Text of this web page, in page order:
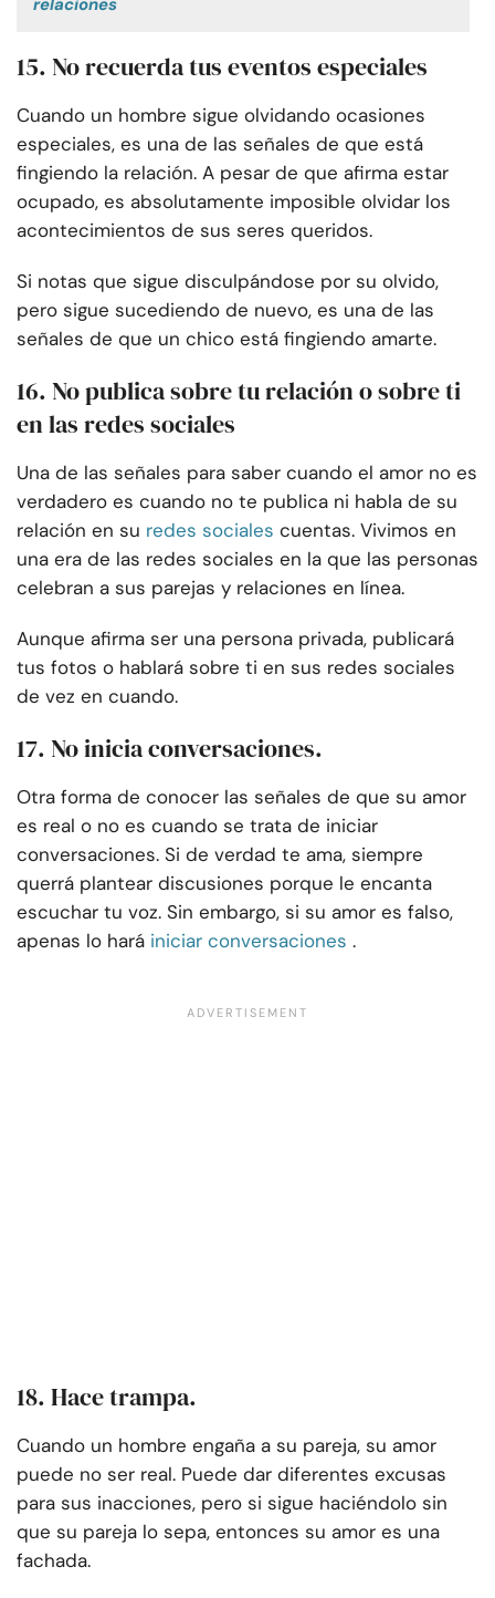
relaciones
15. No recuerda tus eventos especiales
Cuando un hombre sigue olvidando ocasiones
especiales, es una de las señales de que está
fingiendo la relación. A pesar de que afirma estar
ocupado, es absolutamente imposible olvidar los
acontecimientos de sus seres queridos.
Si notas que sigue disculpándose por su olvido,
pero sigue sucediendo de nuevo, es una de las
señales de que un chico está fingiendo amarte.
16. No publica sobre tu relación o sobre ti
en las redes sociales
Una de las señales para saber cuando el amor no es
verdadero es cuando no te publica ni habla de su
relación en su redes sociales cuentas. Vivimos en
una era de las redes sociales en la que las personas
celebran a sus parejas y relaciones en línea.
Aunque afirma ser una persona privada, publicará
tus fotos o hablará sobre ti en sus redes sociales
de vez en cuando.
17. No inicia conversaciones.
Otra forma de conocer las señales de que su amor
es real o no es cuando se trata de iniciar
conversaciones. Si de verdad te ama, siempre
querrá plantear discusiones porque le encanta
escuchar tu voz. Sin embargo, si su amor es falso,
apenas lo hará iniciar conversaciones .
18. Hace trampa.
Cuando un hombre engaña a su pareja, su amor
puede no ser real. Puede dar diferentes excusas
para sus inacciones, pero si sigue haciéndolo sin
que su pareja lo sepa, entonces su amor es una
fachada.